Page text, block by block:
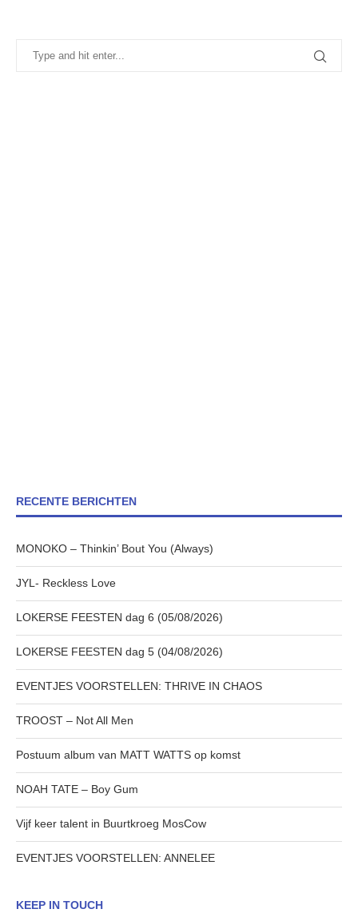
RECENTE BERICHTEN
MONOKO – Thinkin’ Bout You (Always)
JYL- Reckless Love
LOKERSE FEESTEN dag 6 (05/08/2026)
LOKERSE FEESTEN dag 5 (04/08/2026)
EVENTJES VOORSTELLEN: THRIVE IN CHAOS
TROOST – Not All Men
Postuum album van MATT WATTS op komst
NOAH TATE – Boy Gum
Vijf keer talent in Buurtkroeg MosCow
EVENTJES VOORSTELLEN: ANNELEE
KEEP IN TOUCH